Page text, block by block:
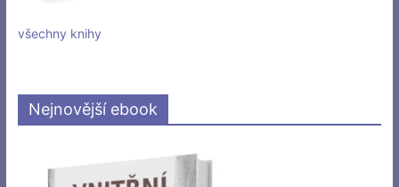
všechny knihy
Nejnovější ebook